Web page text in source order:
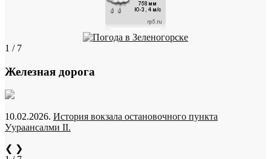
1 / 7
Железная дорога
10.02.2026. История вокзала остановочного пункта
Уураансалми II.
❮ ❯